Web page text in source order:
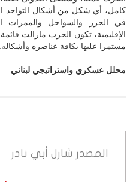
كامل، أي شكل من أشكال التواجد
في الجزر والسواحل والممرات
الإقليمية، تكون الحرب مازالت
مستمرا عليها بكافة عناصره وأشكاله.
محلل عسكري واستراتيجي لبناني
المصدر شارل أبي نادر